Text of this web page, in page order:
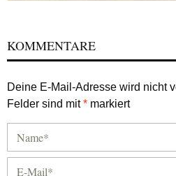
KOMMENTARE
Deine E-Mail-Adresse wird nicht
Felder sind mit* markiert